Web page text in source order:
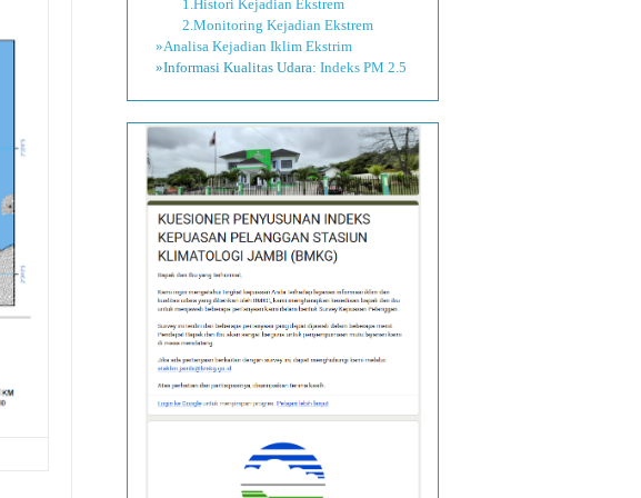
1.Histori Kejadian Ekstrem
2.Monitoring Kejadian Ekstrem
»Analisa Kejadian Iklim Ekstrim
»Informasi Kualitas Udara: Indeks PM 2.5